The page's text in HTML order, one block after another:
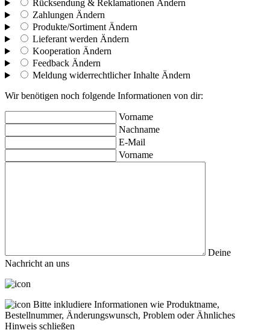
Rücksendung & Reklamationen Ändern
Zahlungen Ändern
Produkte/Sortiment Ändern
Lieferant werden Ändern
Kooperation Ändern
Feedback Ändern
Meldung widerrechtlicher Inhalte Ändern
Wir benötigen noch folgende Informationen von dir:
Vorname
Nachname
E-Mail
Vorname
Deine
Nachricht an uns
Bitte inkludiere Informationen wie Produktname,
Bestellnummer, Änderungswunsch, Problem oder Ähnliches
Hinweis schließen